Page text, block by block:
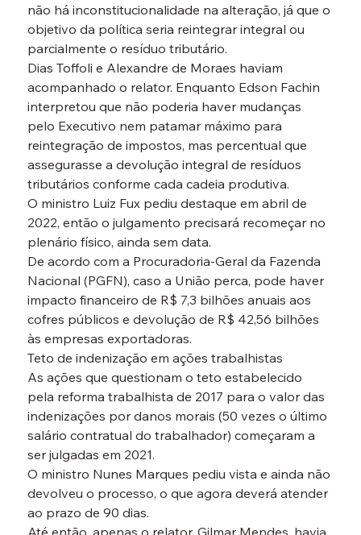
não há inconstitucionalidade na alteração, já que o
objetivo da política seria reintegrar integral ou
parcialmente o resíduo tributário.
Dias Toffoli e Alexandre de Moraes haviam
acompanhado o relator. Enquanto Edson Fachin
interpretou que não poderia haver mudanças
pelo Executivo nem patamar máximo para
reintegração de impostos, mas percentual que
assegurasse a devolução integral de resíduos
tributários conforme cada cadeia produtiva.
O ministro Luiz Fux pediu destaque em abril de
2022, então o julgamento precisará recomeçar no
plenário físico, ainda sem data.
De acordo com a Procuradoria-Geral da Fazenda
Nacional (PGFN), caso a União perca, pode haver
impacto financeiro de R$ 7,3 bilhões anuais aos
cofres públicos e devolução de R$ 42,56 bilhões
às empresas exportadoras.
Teto de indenização em ações trabalhistas
As ações que questionam o teto estabelecido
pela reforma trabalhista de 2017 para o valor das
indenizações por danos morais (50 vezes o último
salário contratual do trabalhador) começaram a
ser julgadas em 2021.
O ministro Nunes Marques pediu vista e ainda não
devolveu o processo, o que agora deverá atender
ao prazo de 90 dias.